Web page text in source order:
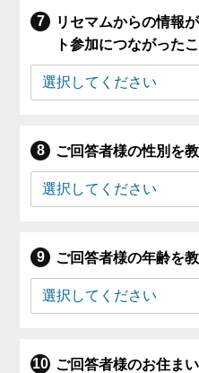
リセマムからの情報
ト参加につながった
ご回答者様の性別を
ご回答者様の年齢を
ご回答者様のお住ま